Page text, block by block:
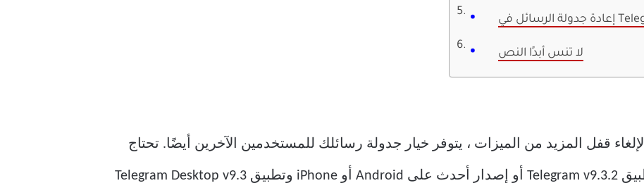
لا تنس أبدًا النص
لإلغاء قفل المزيد من الميزات ، يتوفر خيار جدولة رسائلك للمستخدمين الآخرين أيضًا. تحتاج
فقط إلى التأكد من أنك تستخدم تطبيق Telegram v9.3.2 أو إصدار أحدث على Android أو iPhone وتطبيق Telegram Desktop v9.3